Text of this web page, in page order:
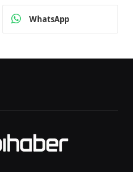
WhatsApp